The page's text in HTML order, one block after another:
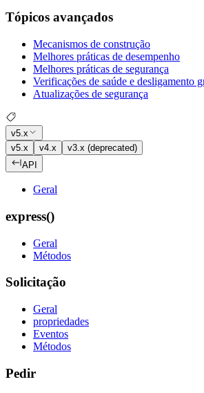
Tópicos avançados
Mecanismos de construção
Melhores práticas de desempenho
Melhores práticas de segurança
Verificações de saúde e desligamento
Atualizações de segurança
v5.x
v5.x
v4.x
v3.x (deprecated)
API
Geral
express()
Geral
Métodos
Solicitação
Geral
propriedades
Eventos
Métodos
Pedir